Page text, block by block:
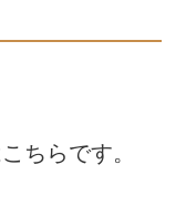
ちらです。